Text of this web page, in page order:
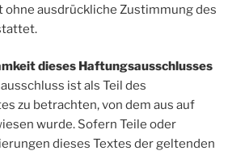
ohne ausdrückliche Zustimmung des
dieses Haftungsausschlusses
ist als Teil des
zu betrachten, von dem aus auf
wurde. Sofern Teile oder
dieses Textes der geltenden